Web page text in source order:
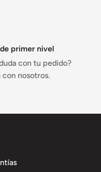
primer nivel
con tu pedido?
con nosotros.